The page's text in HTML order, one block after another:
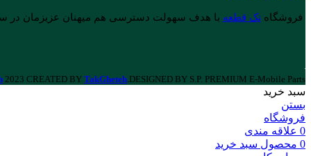
فروشگاهتک قطعه با هدف سهولت دسترسی هم میهنان عزیزمان در
2023 CREATED BY TakGheteh .DESIGNED BY S.P. PREMIUM E-Mobile Parts.
سبد خرید
بستن
فروشگاه
0 علاقه مندی
0 محصول سبد خرید